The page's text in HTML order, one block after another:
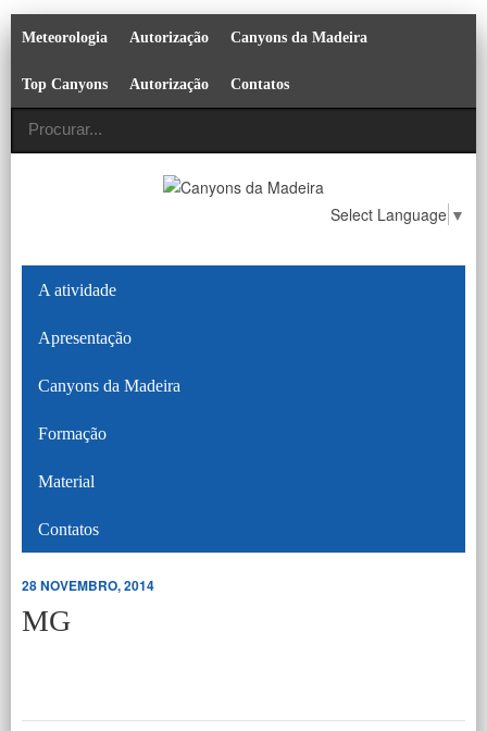
Meteorologia Autorização Canyons da Madeira
Top Canyons Autorização Contatos
Select Language ▼
A atividade
Apresentação
Canyons da Madeira
Formação
Material
Contatos
28 NOVEMBRO, 2014
MG